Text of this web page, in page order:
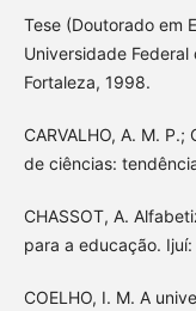
Tese (Doutorado em
Universidade
Fortaleza, 1998.
CARVALHO, A. M.
de ciências:
CHASSOT, A.
para a educação.
COELHO, I. M. A